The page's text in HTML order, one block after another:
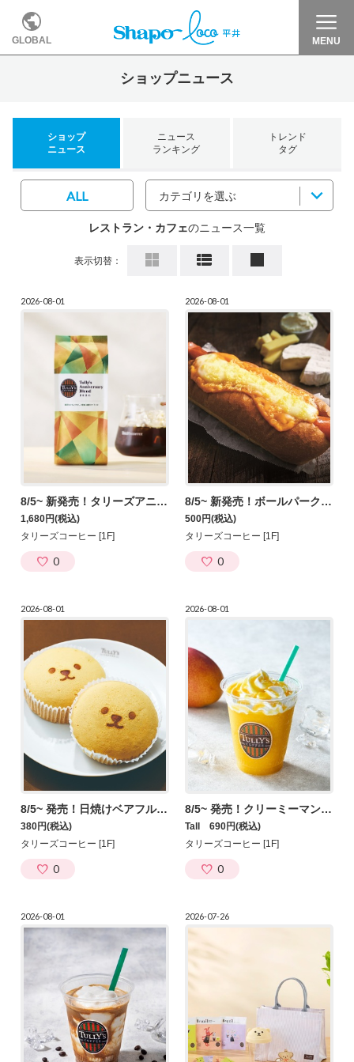
GLOBAL MENU
ショップニュース
ショップ
ニュース
ニュース
ランキング
トレンド
タグ
カテゴリを選ぶ
ALL
レストラン・カフェのニュース一覧
表示切替：
2026-08-01
8/5~ 新発売！タリーズアニバーサリーブレンド 200g
1,680円(税込)
タリーズコーヒー [1F]
0
2026-08-01
8/5~ 新発売！ボールパークドッグ チーズメルト～５種のチーズ仕立て～
500円(税込)
タリーズコーヒー [1F]
0
2026-08-01
8/5~ 発売！日焼けベアフルのキャラメルスチームケーキ
380円(税込)
タリーズコーヒー [1F]
0
2026-08-01
8/5~ 発売！クリーミーマンゴータンゴシェイク―ル
Tall 690円(税込)
タリーズコーヒー [1F]
0
2026-08-01 2026-07-26